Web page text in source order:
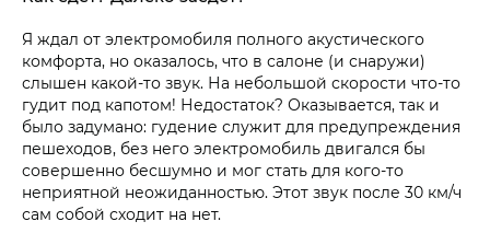
Я ждал от электромобиля полного акустического
комфорта, но оказалось, что в салоне (и снаружи)
слышен какой-то звук. На небольшой скорости что-то
гудит под капотом! Недостаток? Оказывается, так и
было задумано: гудение служит для предупреждения
пешеходов, без него электромобиль двигался бы
совершенно бесшумно и мог стать для кого-то
неприятной неожиданностью. Этот звук после 30 км/ч
сам собой сходит на нет.